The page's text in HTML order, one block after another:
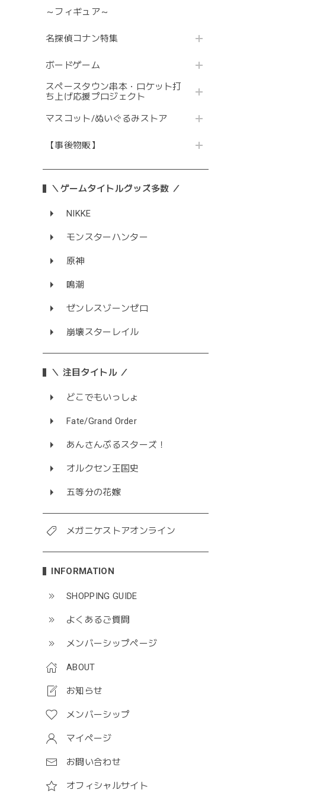
～フィギュア～
名探偵コナン特集
ボードゲーム
スペースタウン串本・ロケット打
ち上げ応援プロジェクト
マスコット/ぬいぐるみストア
【事後物販】
＼ゲームタイトルグッズ多数 ／
NIKKE
モンスターハンター
原神
鳴潮
ゼンレスゾーンゼロ
崩壊スターレイル
＼ 注目タイトル ／
どこでもいっしょ
Fate/Grand Order
あんさんぶるスターズ！
オルクセン王国史
五等分の花嫁
メガニケストアオンライン
INFORMATION
SHOPPING GUIDE
よくあるご質問
メンバーシップページ
ABOUT
お知らせ
メンバーシップ
マイページ
お問い合わせ
オフィシャルサイト